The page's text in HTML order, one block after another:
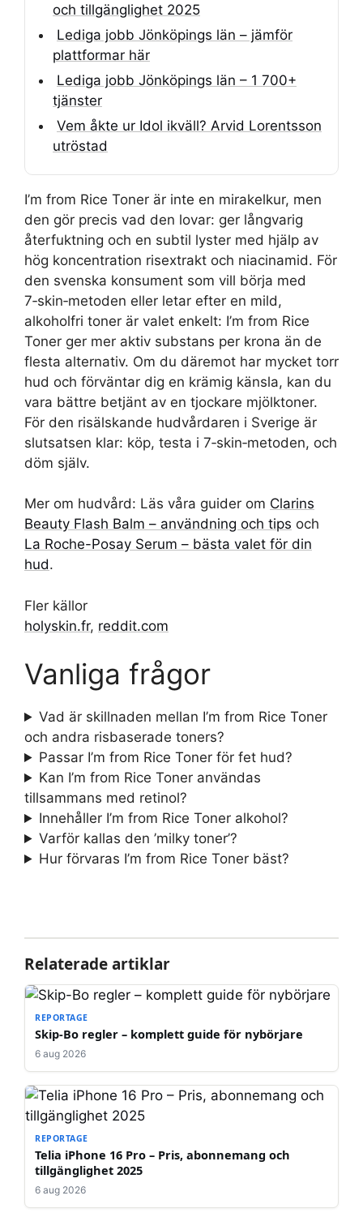
och tillgänglighet 2025
Lediga jobb Jönköpings län – jämför
plattformar här
Lediga jobb Jönköpings län – 1 700+
tjänster
Vem åkte ur Idol ikväll? Arvid Lorentsson
utröstad
I’m from Rice Toner är inte en mirakelkur, men
den gör precis vad den lovar: ger långvarig
återfuktning och en subtil lyster med hjälp av
hög koncentration risextrakt och niacinamid. För
den svenska konsument som vill börja med
7‑skin‑metoden eller letar efter en mild,
alkoholfri toner är valet enkelt: I’m from Rice
Toner ger mer aktiv substans per krona än de
flesta alternativ. Om du däremot har mycket torr
hud och förväntar dig en krämig känsla, kan du
vara bättre betjänt av en tjockare mjölktoner.
För den risälskande hudvårdaren i Sverige är
slutsatsen klar: köp, testa i 7‑skin‑metoden, och
döm själv.
Mer om hudvård: Läs våra guider om Clarins
Beauty Flash Balm – användning och tips och
La Roche-Posay Serum – bästa valet för din
hud.
Fler källor
holyskin.fr, reddit.com
Vanliga frågor
Vad är skillnaden mellan I’m from Rice Toner
och andra risbaserade toners?
Passar I’m from Rice Toner för fet hud?
Kan I’m from Rice Toner användas
tillsammans med retinol?
Innehåller I’m from Rice Toner alkohol?
Varför kallas den ’milky toner’?
Hur förvaras I’m from Rice Toner bäst?
Relaterade artiklar
REPORTAGE
Skip-Bo regler – komplett guide för nybörjare
6 aug 2026
REPORTAGE
Telia iPhone 16 Pro – Pris, abonnemang och
tillgänglighet 2025
6 aug 2026